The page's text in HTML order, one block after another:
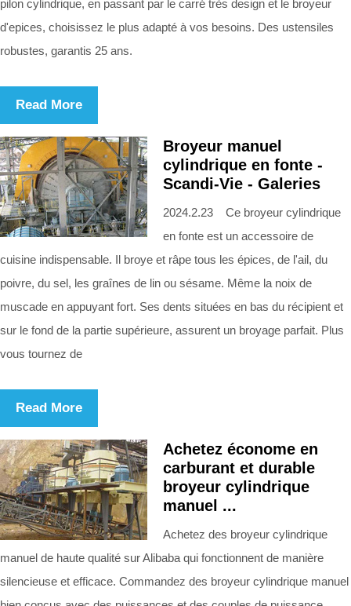
pilon cylindrique, en passant par le carré très design et le broyeur
d'epices, choisissez le plus adapté à vos besoins. Des ustensiles
robustes, garantis 25 ans.
Read More
Broyeur manuel
cylindrique en fonte -
Scandi-Vie - Galeries
2024.2.23 Ce broyeur cylindrique
en fonte est un accessoire de
cuisine indispensable. Il broye et râpe tous les épices, de l'ail, du
poivre, du sel, les graînes de lin ou sésame. Même la noix de
muscade en appuyant fort. Ses dents situées en bas du récipient et
sur le fond de la partie supérieure, assurent un broyage parfait. Plus
vous tournez de
Read More
Achetez économe en
carburant et durable
broyeur cylindrique
manuel ...
Achetez des broyeur cylindrique
manuel de haute qualité sur Alibaba qui fonctionnent de manière
silencieuse et efficace. Commandez des broyeur cylindrique manuel